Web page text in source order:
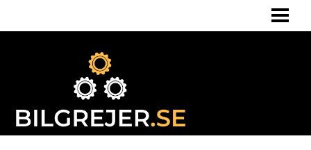
BILSKATT VID ÄGARBYTE